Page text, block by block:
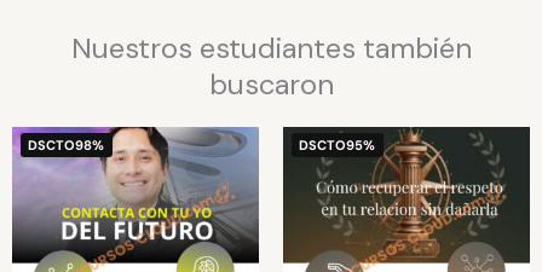
Nuestros estudiantes también
buscaron
DSCTO98%
El
precio
original
era:
$497.
El
precio
actual
es:
$10.
DSCTO95%
El
precio
original
era:
$200.
precio
actual
es:
$10.